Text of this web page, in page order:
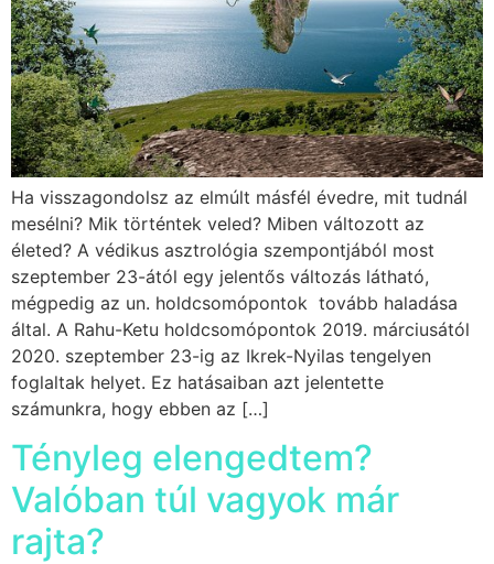
Ha visszagondolsz az elmúlt másfél évedre, mit tudnál
mesélni? Mik történtek veled? Miben változott az
életed? A védikus asztrológia szempontjából most
szeptember 23-ától egy jelentős változás látható,
mégpedig az un. holdcsomópontok tovább haladása
által. A Rahu-Ketu holdcsomópontok 2019. márciusától
2020. szeptember 23-ig az Ikrek-Nyilas tengelyen
foglaltak helyet. Ez hatásaiban azt jelentette
számunkra, hogy ebben az […]
Tényleg elengedtem?
Valóban túl vagyok már
rajta?